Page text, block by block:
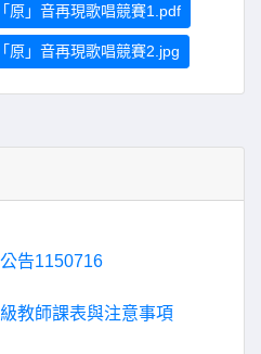
原」音再現歌唱競賽1.pdf
原」音再現歌唱競賽2.jpg
告1150716
教師課表與注意事項